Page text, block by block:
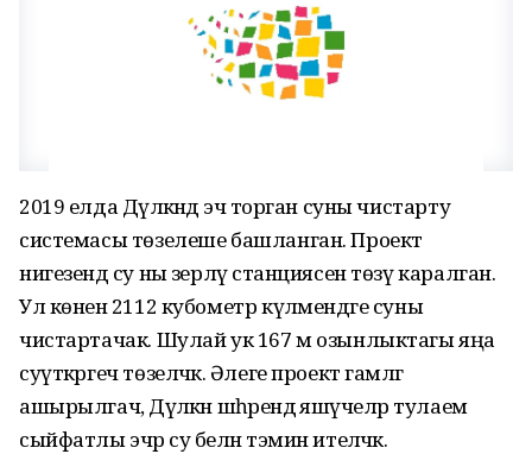
2019 елда Дәүләкәндә эчә торган суны чистарту
системасы төзелеше башланган. Проект
нигезендә су ны әзерләү станциясен төзү каралган.
Ул көненә 2112 кубометр күләмендәге суны
чистартачак. Шулай ук 167 м озынлыктагы яңа
суүткәргеч төзеләчәк. Әлеге проект гамәлгә
ашырылгач, Дәүләкән шәһәрендә яшәүчеләр тулаем
сыйфатлы эчәр су белән тәэмин ителәчәк.